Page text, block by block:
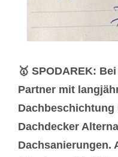
🥇 SPODAREK:
Partner mit
Dachdecker
Dachsanierungen.